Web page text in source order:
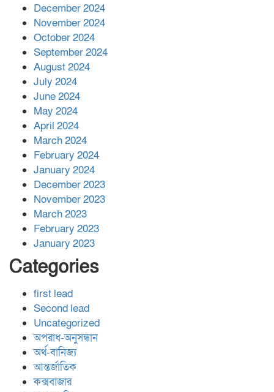
সহায়তা দিলেন সাচিং প্রু জেরী
December 2024
November 2024
October 2024
September 2024
August 2024
July 2024
June 2024
May 2024
April 2024
March 2024
February 2024
January 2024
December 2023
November 2023
March 2023
February 2023
January 2023
Categories
first lead
Second lead
Uncategorized
অপরাধ-অনুসন্ধান
অর্থ-বানিজ্য
আন্তর্জাতিক
কক্সবাজার